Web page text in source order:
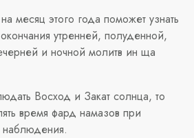
месяц этого года поможет узнать
утренней, полуденной,
и ночной молитв ин ща
Восход и Закат солнца, то
время фард намазов при